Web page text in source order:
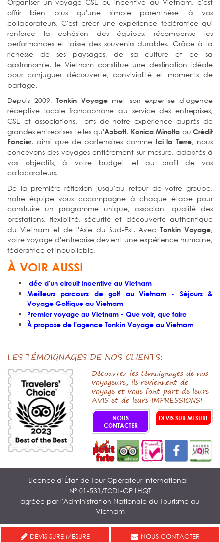
Organiser un voyage CSE ou incentive au Vietnam, c'est
offrir bien plus qu'une simple parenthèse à vos
collaborateurs. C'est créer une expérience fédératrice qui
renforce la cohésion des équipes, récompense les
performances et laisse des souvenirs durables. Grâce à la
richesse de ses paysages, de sa culture et de sa
gastronomie, le Vietnam constitue une destination idéale
pour conjuguer découverte, convivialité et moments de
partage.
Depuis 2009,Tonkin Voyage met son expertise d'agence
réceptive locale francophone au service des entreprises,
CSE et associations. Forts de notre expérience auprès de
grandes entreprises telles qu'Abbott, Konica Minolta ouCrédit
Foncier, ainsi que de partenaires comme Ici la Terre, nous
concevons des voyages entièrement sur mesure, adaptés à
vos objectifs, à votre budget et au profil de vos
collaborateurs.
De la première réflexion jusqu'au retour de votre groupe,
notre équipe vous accompagne à chaque étape pour
construire un programme unique, associant qualité des
prestations, flexibilité, sécurité et découverte authentique
du Vietnam et de l'Asie du Sud-Est. Avec Tonkin Voyage,
votre voyage d'entreprise devient une expérience humaine,
fédératrice et inoubliable.
À VOIR AUSSI
Idée d'un circuit Incentive au Vietnam
Meilleurs parcours de golf au Vietnam - Séjours &
Voyage Golfique au Vietnam
Premier voyage au Vietnam - Que voir, que faire
À propose de l'agence Tonkin Voyage au Vietnam
LES TÉMOIGNAGES DE NOS CLIENTS:
Découvrez les témoignages de nos
voyageurs, ils reviennent de
voyage et vous font part de leurs
AVIS et de leurs IMPRESSIONS!
NOUS
CONTACTER
DEVIS SUR MESURE
Licence d’État de Tour Opérateur International -
N° 01-531/TCDL-GP LHQT
agréée par l'Administration Nationale du Tourisme au
Vietnam
DEVIS SURE MESURE NOUS CONTACTER